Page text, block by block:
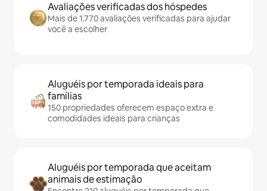
Avaliações verificadas dos hóspedes
Mais de 1.770 avaliações verificadas para ajudar
você a escolher
Aluguéis por temporada ideais para
famílias
150 propriedades oferecem espaço extra e
comodidades ideais para crianças
Aluguéis por temporada que aceitam
animais de estimação